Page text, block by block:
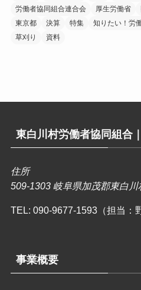
労働者協同組合連合会
厚生労働省
東京都
決算 特集 知りたい！労
草刈り
資料
東白川村労働者協同組合
住所
509-1303 岐阜県加茂郡東白川
TEL: 090-9677-1593（担当：
事業概要